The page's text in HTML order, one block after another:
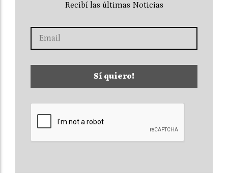
Recibí las últimas Noticias
Sí quiero!